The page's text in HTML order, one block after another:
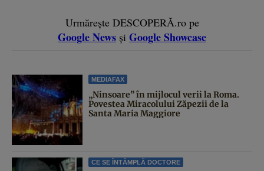
Urmărește DESCOPERĂ.ro pe
Google News și Google Showcase
MEDIAFAX
„Ninsoare” în mijlocul verii la Roma.
Povestea Miracolului Zăpezii de la
Santa Maria Maggiore
CE SE ÎNTÂMPLĂ DOCTORE